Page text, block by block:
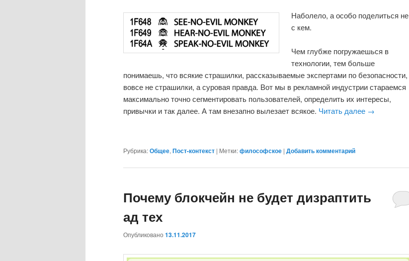
Наболело, а особо поделиться не
с кем.
Чем глубже погружаешься в
технологии, тем больше
понимаешь, что всякие страшилки, рассказываемые экспертами по безопасности,
вовсе не страшилки, а суровая правда. Вот мы в рекламной индустрии стараемся
максимально точно сегментировать пользователей, определить их интересы,
привычки и так далее. А там внезапно вылезает всякое. Читать далее →
Рубрика:Общее, Пост-контекст | Метки:философское | Добавить комментарий
Почему блокчейн не будет дизраптить
ад тех
Опубликовано 13.11.2017